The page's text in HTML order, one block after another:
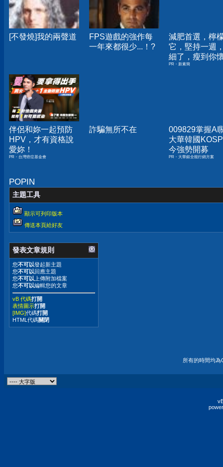
[不發燒]我的兩聲道
FPS遊戲的強作每
一年來都很少...！?
減肥首選，檸
它，堅持一週
細了，瘦到你
人生
PR・新素簡
伴侶和妳一起預防
HPV，才有資格說
愛妳！
PR・台灣癌症基金會
詐騙無所不在
009829掌握AI
大華韓國
今強勢開募
PR・大華銀全能行銷方案
POPIN
主題工具
顯示可列印版本
傳送本頁給好友
發表文章規則
您不可以發起新主題
您不可以 回應主題
您不可以 上傳附加檔案
您不可以編輯您的文章
vB 代碼打開
表情圖示打開
[IMG]代碼打開
HTML代碼關閉
所有的時間均為